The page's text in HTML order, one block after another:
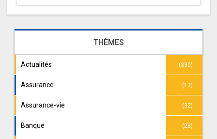
THÈMES
Actualités (330)
Assurance (13)
Assurance-vie (32)
Banque (28)